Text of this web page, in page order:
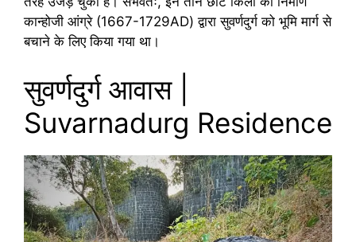
कान्होजी आंग्रे (1667-1729AD) द्वारा सुवर्णदुर्ग को भूमि मार्ग से
बचाने के लिए किया गया था।
सुवर्णदुर्ग आवास |
Suvarnadurg Residence